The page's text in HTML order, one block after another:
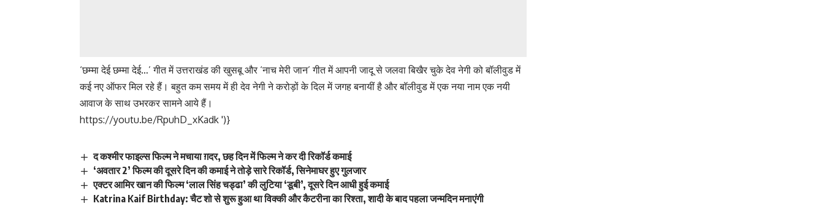
‘छम्मा देई छम्मा देई…’ गीत में उत्तराखंड की खुसबू और ‘नाच मेरी जान’ गीत में आपनी जादू से जलवा बिखैर चुके देव नेगी को बॉलीवुड में
कई नए ऑफर मिल रहे हैं। बहुत कम समय में ही देव नेगी ने करोड़ों के दिल में जगह बनायीं है और बॉलीवुड में एक नया नाम एक नयी
आवाज के साथ उभरकर सामने आये हैं।
https://youtu.be/RpuhD_xKadk ')}
द कश्मीर फाइल्स फिल्म ने मचाया ग़दर, छह दिन में फिल्म ने कर दी रिकॉर्ड कमाई
‘अवतार 2’ फिल्म की दूसरे दिन की कमाई ने तोड़े सारे रिकॉर्ड, सिनेमाघर हुए गुलजार
एक्टर आमिर खान की फिल्म ‘लाल सिंह चड्ढा’ की लुटिया ‘डूबी’, दूसरे दिन आधी हुई कमाई
Katrina Kaif Birthday: चैट शो से शुरू हुआ था विक्की और कैटरीना का रिश्ता, शादी के बाद पहला जन्मदिन मनाएंगी